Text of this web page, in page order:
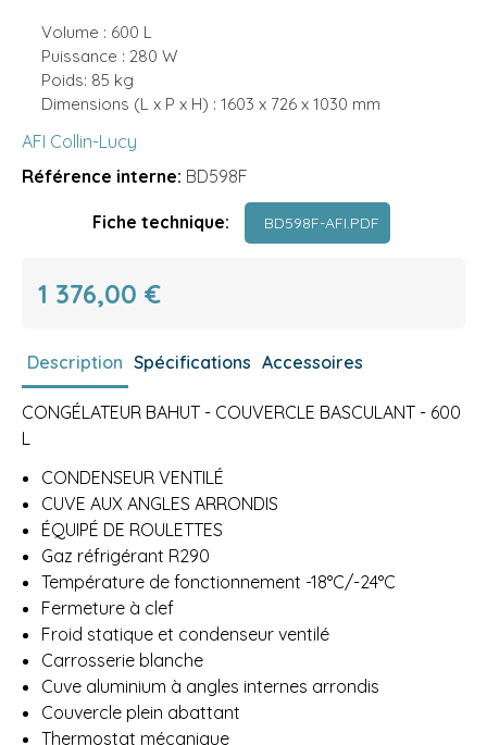
Volume : 600 L
Puissance : 280 W
Poids: 85 kg
Dimensions (L x P x H) : 1603 x 726 x 1030 mm
AFI Collin-Lucy
Référence interne: BD598F
Fiche technique: BD598F-AFI.PDF
1 376,00 €
Description Spécifications Accessoires
CONGÉLATEUR BAHUT - COUVERCLE BASCULANT - 600
L
CONDENSEUR VENTILÉ
CUVE AUX ANGLES ARRONDIS
ÉQUIPÉ DE ROULETTES
Gaz réfrigérant R290
Température de fonctionnement -18°C/-24°C
Fermeture à clef
Froid statique et condenseur ventilé
Carrosserie blanche
Cuve aluminium à angles internes arrondis
Couvercle plein abattant
Thermostat mécanique